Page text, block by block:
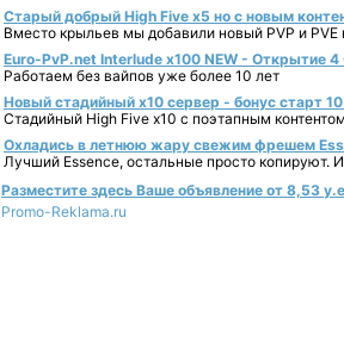
Старый добрый High Five x5 но с новым
Вместо крыльев мы добавили новый PVP и PVE
Euro-PvP.net Interlude х100 NEW - Открытие 4
Работаем без вайпов уже более 10 лет
Новый стадийный х10 сервер - бонус старт
Стадийный High Five x10 с поэтапным
Охладись в летнюю жару свежим фрешем
Лучший Essence, остальные просто копируют.
Разместите здесь Ваше объявление от 8,53
Promo-Reklama.ru